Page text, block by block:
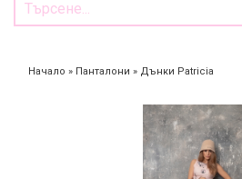
Начало » Панталони » Дънки Patricia